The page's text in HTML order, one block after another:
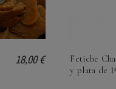
18,00 €
Fetiche
y plata de